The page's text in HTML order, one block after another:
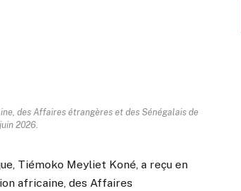
des Affaires étrangères et des Sénégalais de
2026.
Tiémoko Meyliet Koné, a reçu en
africaine, des Affaires